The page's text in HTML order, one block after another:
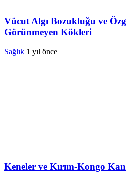
Vücut Algı Bozukluğu ve
Görünmeyen Kökleri
Sağlık 1 yıl önce
Keneler ve Kırım-Kongo